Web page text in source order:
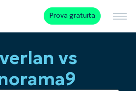
Prova gratuita
vs